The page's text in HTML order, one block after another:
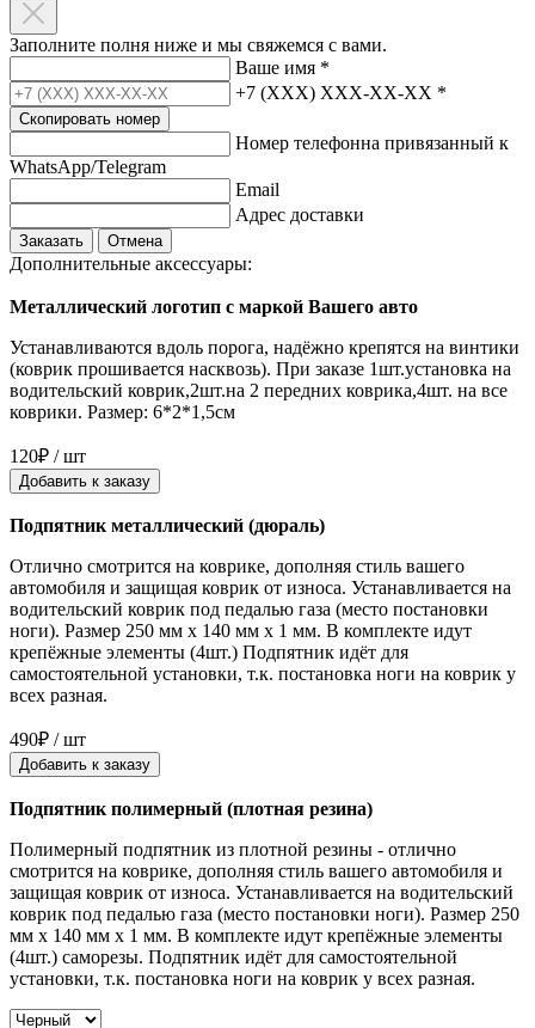
Заполните полня ниже и мы свяжемся с вами.
Ваше имя *
+7 (XXX) XXX-XX-XX *
Скопировать номер
Номер телефонна привязанный к
WhatsApp/Telegram
Email
Адрес доставки
Заказать Отмена
Дополнительные аксессуары:
Металлический логотип с маркой Вашего авто
Устанавливаются вдоль порога, надёжно крепятся на винтики
(коврик прошивается насквозь). При заказе 1шт.установка на
водительский коврик,2шт.на 2 передних коврика,4шт. на все
коврики. Размер: 6*2*1,5см
120₽ / шт
Добавить к заказу
Подпятник металлический (дюраль)
Отлично смотрится на коврике, дополняя стиль вашего
автомобиля и защищая коврик от износа. Устанавливается на
водительский коврик под педалью газа (место постановки
ноги). Размер 250 мм x 140 мм x 1 мм. В комплекте идут
крепёжные элементы (4шт.) Подпятник идёт для
самостоятельной установки, т.к. постановка ноги на коврик у
всех разная.
490₽ / шт
Добавить к заказу
Подпятник полимерный (плотная резина)
Полимерный подпятник из плотной резины - отлично
смотрится на коврике, дополняя стиль вашего автомобиля и
защищая коврик от износа. Устанавливается на водительский
коврик под педалью газа (место постановки ноги). Размер 250
мм x 140 мм x 1 мм. В комплекте идут крепёжные элементы
(4шт.) саморезы. Подпятник идёт для самостоятельной
установки, т.к. постановка ноги на коврик у всех разная.